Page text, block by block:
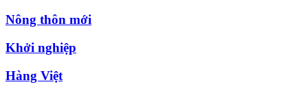
Nông thôn mới
Khởi nghiệp
Hàng Việt